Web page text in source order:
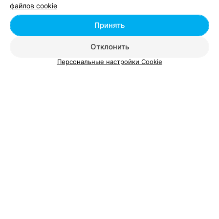
Удаление бородавок у метро Пушкинская в
файлов cookie
Отклонить
Принять
Персональные настройки Cookie